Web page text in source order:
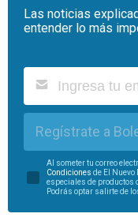
Las noticias
entender lo más
Regístrate a
Al someter tu correo
Condiciones de El
especiales de productos
Podrás optar salirte de